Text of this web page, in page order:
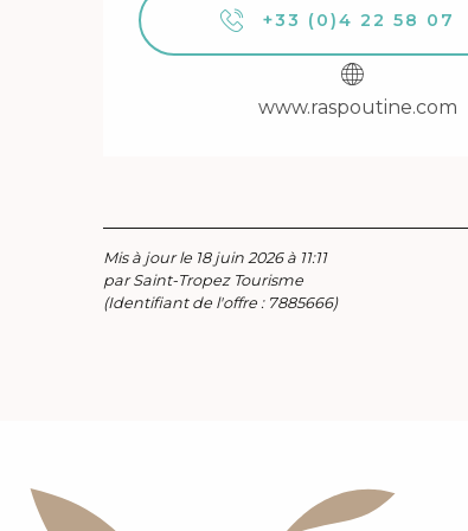
+33 (0)4 22 58 07
www.raspoutine.com
Mis à jour le 18 juin 2026 à 11:11
par Saint-Tropez Tourisme
(Identifiant de l'offre : 7885666)